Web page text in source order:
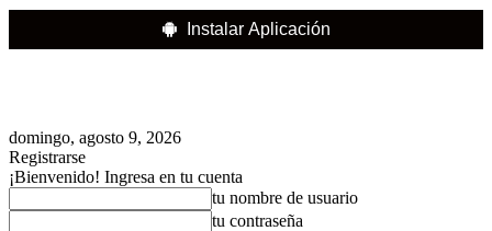
Instalar Aplicación
domingo, agosto 9, 2026
Registrarse
¡Bienvenido! Ingresa en tu cuenta
tu nombre de usuario
tu contraseña